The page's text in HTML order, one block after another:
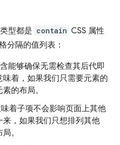
型都是 contain CSS 属性
分隔的值列表：
能够确保无需检查其后代即
着，如果我们只需要元素的
的布局。
味着子项不会影响页面上其他
，如果我们只想排列其他
。